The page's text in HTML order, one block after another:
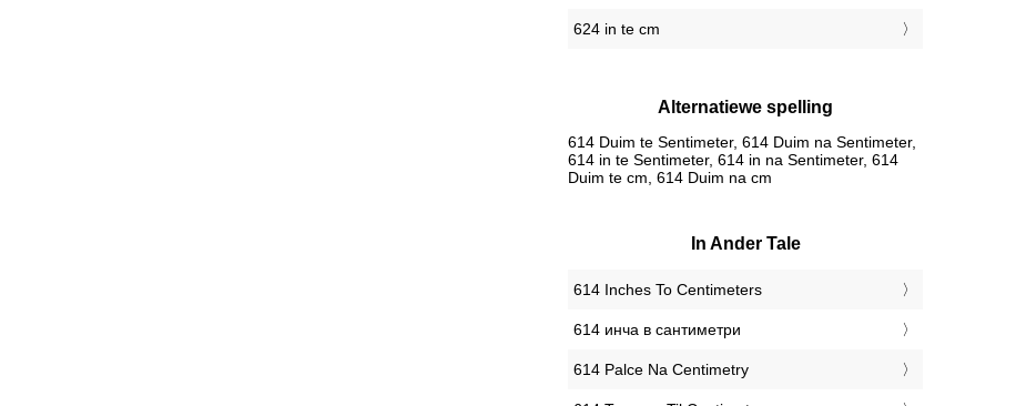
624 in te cm
Alternatiewe spelling
614 Duim te Sentimeter, 614 Duim na Sentimeter,
614 in te Sentimeter, 614 in na Sentimeter, 614
Duim te cm, 614 Duim na cm
In Ander Tale
‎614 Inches To Centimeters
‎614 инча в сантиметри
‎614 Palce Na Centimetry